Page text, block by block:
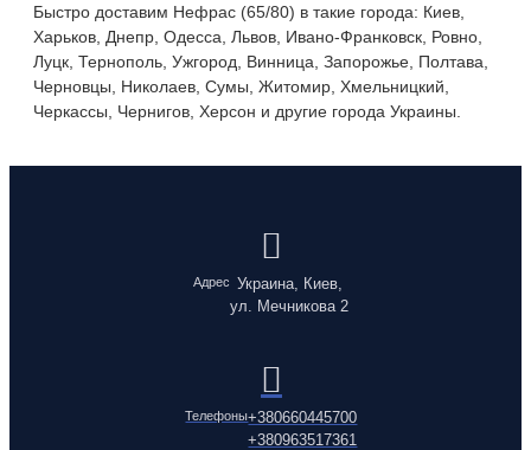
Быстро доставим Нефрас (65/80) в такие города: Киев,
Харьков, Днепр, Одесса, Львов, Ивано-Франковск, Ровно,
Луцк, Тернополь, Ужгород, Винница, Запорожье, Полтава,
Черновцы, Николаев, Сумы, Житомир, Хмельницкий,
Черкассы, Чернигов, Херсон и другие города Украины.
Адрес Украина, Киев,
ул. Мечникова 2
Телефоны+380660445700
+380963517361